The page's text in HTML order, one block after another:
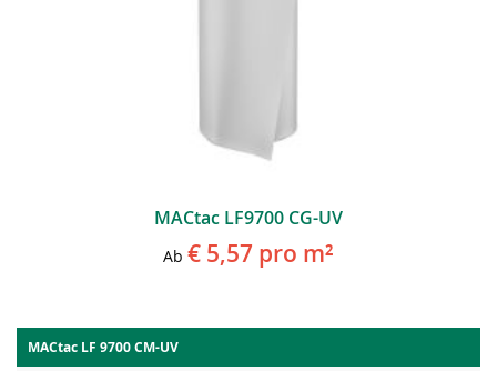
MACtac LF9700 CG-UV
Ab € 5,57 pro m²
MACtac LF 9700 CM-UV